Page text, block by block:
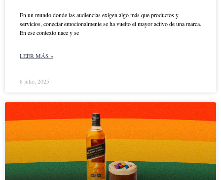
En un mundo donde las audiencias exigen algo más que productos y
servicios, conectar emocionalmente se ha vuelto el mayor activo de una marca.
En ese contexto nace y se
LEER MÁS »
8 julio, 2025